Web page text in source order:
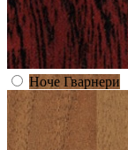
Ноче Гварнери